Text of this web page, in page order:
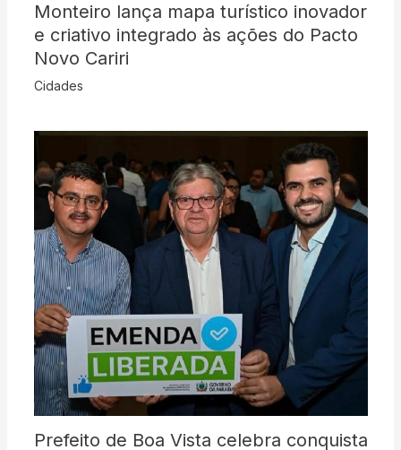
Monteiro lança mapa turístico inovador
e criativo integrado às ações do Pacto
Novo Cariri
Cidades
Prefeito de Boa Vista celebra conquista